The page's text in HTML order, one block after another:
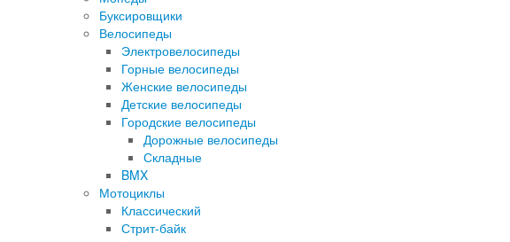
Буксировщики
Велосипеды
Электровелосипеды
Горные велосипеды
Женские велосипеды
Детские велосипеды
Городские велосипеды
Дорожные велосипеды
Складные
BMX
Мотоциклы
Классический
Стрит-байк